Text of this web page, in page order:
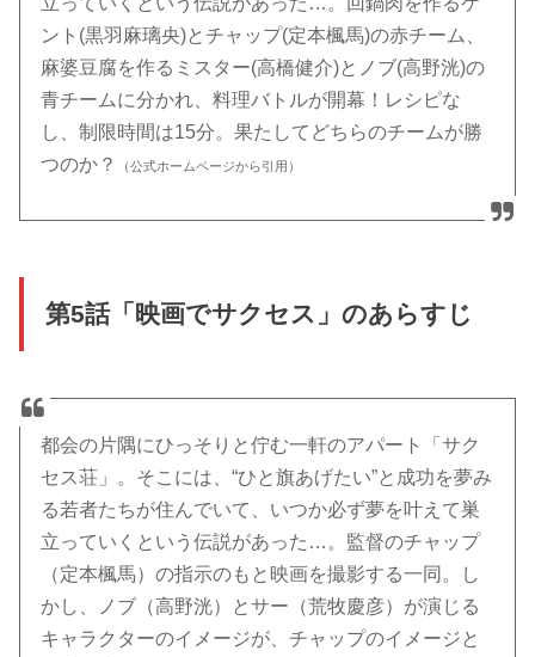
ント(黒羽麻璃央)とチャップ(定本楓馬)の赤チーム、
麻婆豆腐を作るミスター(高橋健介)とノブ(高野洸)の
青チームに分かれ、料理バトルが開幕！レシピな
し、制限時間は15分。果たしてどちらのチームが勝
つのか？
（公式ホームページから引用）
第5話「映画でサクセス」のあらすじ
都会の片隅にひっそりと佇む一軒のアパート「サク
セス荘」。そこには、“ひと旗あげたい”と成功を夢み
る若者たちが住んでいて、いつか必ず夢を叶えて巣
立っていくという伝説があった…。監督のチャップ
（定本楓馬）の指示のもと映画を撮影する一同。し
かし、ノブ（高野洸）とサー（荒牧慶彦）が演じる
キャラクターのイメージが、チャップのイメージと